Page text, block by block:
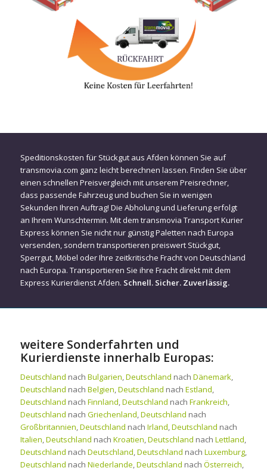
Speditionskosten für Stückgut aus Afden können Sie auf
transmovia.com ganz leicht berechnen lassen. Finden Sie über
einen schnellen Preisvergleich mit unserem Preisrechner,
dass passende Fahrzeug und buchen Sie in wenigen
Sekunden Ihren Auftrag! Die Abholung und Lieferung erfolgt
an Ihrem Wunschtermin. Mit dem transmovia Transport Kurier
Express können Sie nicht nur günstig Paletten nach Europa
versenden, sondern transportieren preiswert Stückgut,
Sperrgut, Möbel oder Ihre zeitkritische Fracht von Deutschland
nach Europa. Transportieren Sie ihre Fracht direkt mit dem
Express Kurierdienst Afden. Schnell. Sicher. Zuverlässig.
weitere Sonderfahrten und
Kurierdienste innerhalb Europas:
Deutschland nach Bulgarien,Deutschland nach Dänemark,
Deutschland nach Belgien,Deutschland nach Estland,
Deutschland nach Finnland,Deutschland nach Frankreich,
Deutschland nach Griechenland,Deutschland nach
Großbritannien,Deutschland nach Irland,Deutschland nach
Italien,Deutschland nach Kroatien,Deutschland nach Lettland,
Deutschland nach Deutschland,Deutschland nach Luxemburg,
Deutschland nach Niederlande,Deutschland nach Österreich,